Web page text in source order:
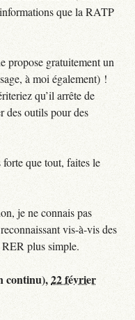
que la RATP
propose gratuitement un
à moi également) !
qu’il arrête de
des outils pour des
que tout, faites le
je ne connais pas
vis-à-vis des
plus simple.
continu),22 février